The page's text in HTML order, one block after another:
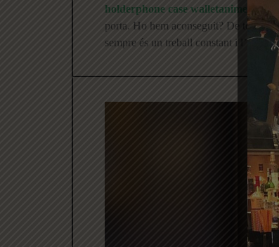
holderphone case walletanime
porta. Ho hem aconseguit? De totes
sempre és un treball constant i